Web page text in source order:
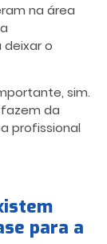
na área
o
sim.
da
profissional
para a